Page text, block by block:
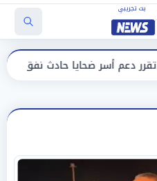
حادث نفق الودي ببني سويف